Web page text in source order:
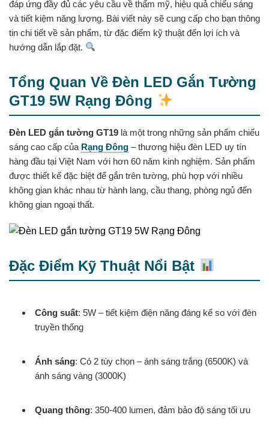
đáp ứng đầy đủ các yêu cầu về thẩm mỹ, hiệu quả chiếu sáng
và tiết kiệm năng lượng. Bài viết này sẽ cung cấp cho bạn thông
tin chi tiết về sản phẩm, từ đặc điểm kỹ thuật đến lợi ích và
hướng dẫn lắp đặt.
Tổng Quan Về Đèn LED Gắn Tường
GT19 5W Rạng Đông
Đèn LED gắn tường GT19 là một trong những sản phẩm chiếu
sáng cao cấp của Rạng Đông – thương hiệu đèn LED uy tín
hàng đầu tại Việt Nam với hơn 60 năm kinh nghiệm. Sản phẩm
được thiết kế đặc biệt để gắn trên tường, phù hợp với nhiều
không gian khác nhau từ hành lang, cầu thang, phòng ngủ đến
không gian ngoại thất.
Đặc Điểm Kỹ Thuật Nổi Bật
Công suất: 5W – tiết kiệm điện năng đáng kể so với đèn
truyền thống
Ánh sáng: Có 2 tùy chọn – ánh sáng trắng (6500K) và
ánh sáng vàng (3000K)
Quang thông: 350-400 lumen, đảm bảo độ sáng tối ưu